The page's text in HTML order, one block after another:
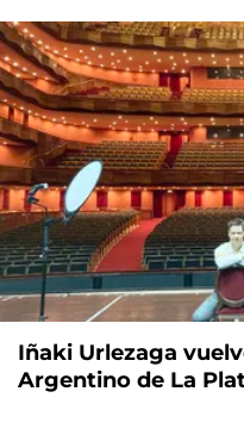
Iñaki Urlezaga
Argentino de La